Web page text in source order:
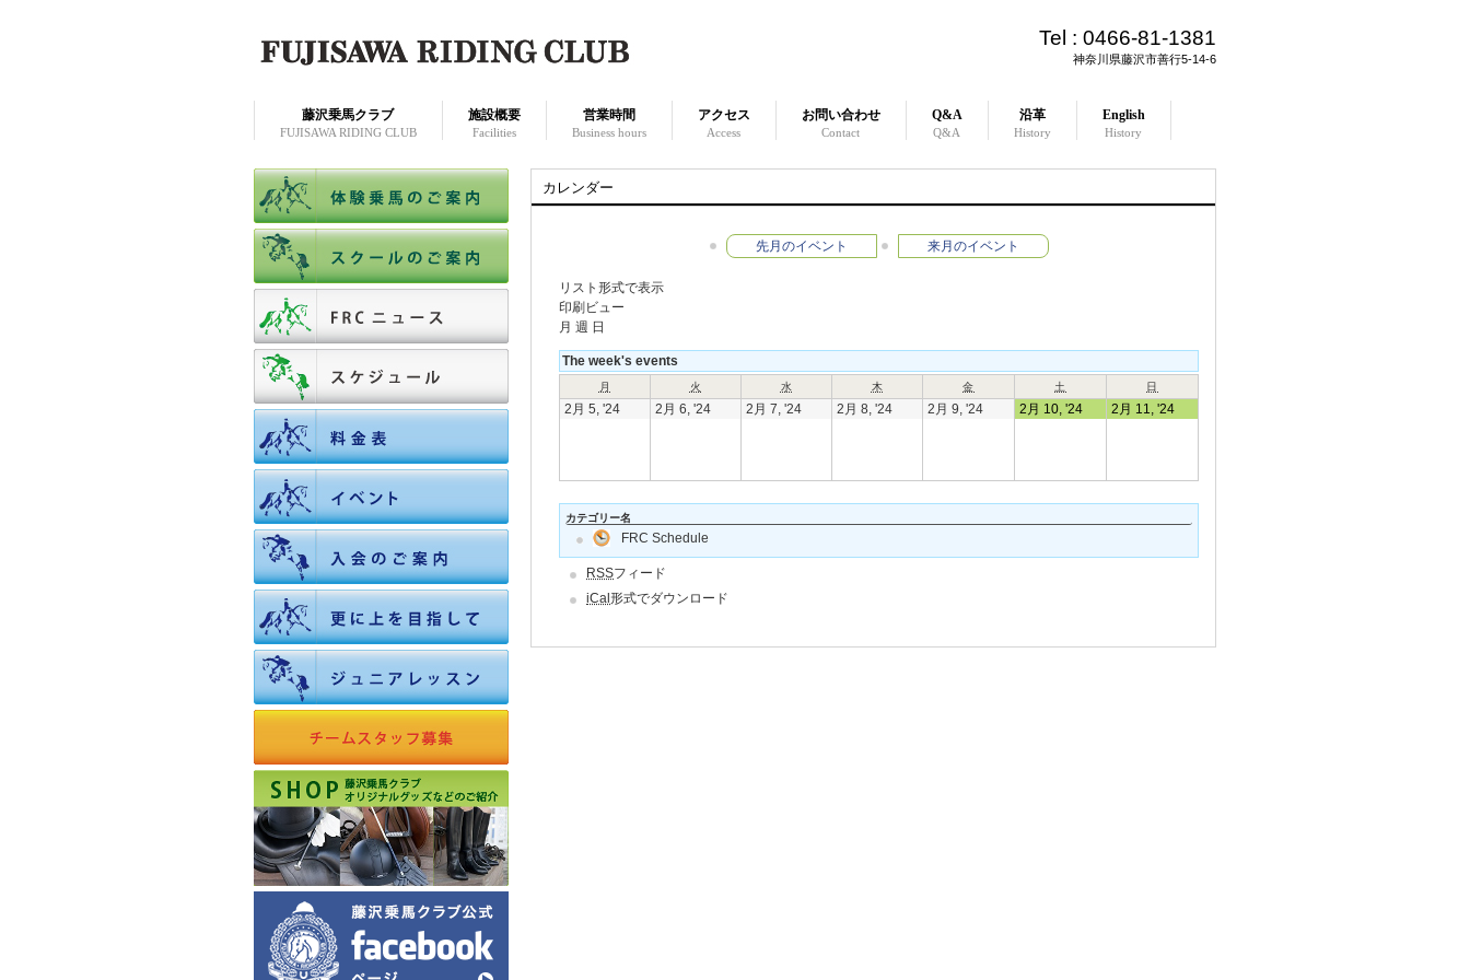
Tel : 0466-81-1381
神奈川県藤沢市善行5-14-6
藤沢乗馬クラブ
FUJISAWA RIDING CLUB
施設概要
Facilities
営業時間
Business hours
アクセス
Access
お問い合わせ
Contact
Q&A
Q&A
沿革
History
English
History
カレンダー
先月のイベント 来月のイベント
リスト形式で表示
印刷ビュー
月 週 日
The week's events
月 火 水 木 金 土 日
2月 5, '24 2月 6, '24 2月 7, '24 2月 8, '24 2月 9, '24 2月 10, '24 2月 11, '24
カテゴリー名
FRC Schedule
RSSフィード
iCal 形式でダウンロード